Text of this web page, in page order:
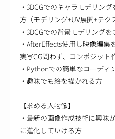
・3DCGでのキャラモデリン
方（モデリング+UV展開+テク
・3DCGでの背景モデリング
・AfterEffects使用し映像編集
実写CG問わず、コンポジット
・Pythonでの簡単なコーディ
・趣味でも絵を描かれる方
【求める人物像】
・最新の画像作成技術に興味
に進化していける方